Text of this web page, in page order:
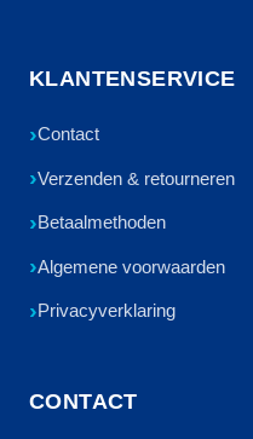
KLANTENSERVICE
Contact
Verzenden & retourneren
Betaalmethoden
Algemene voorwaarden
Privacyverklaring
CONTACT